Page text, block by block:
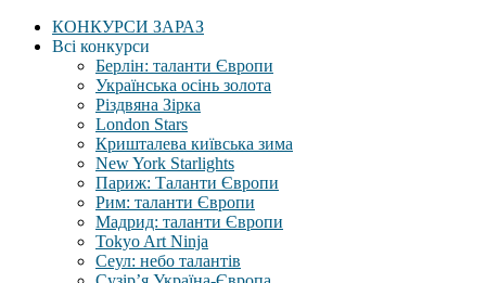
КОНКУРСИ ЗАРАЗ
Всі конкурси
Берлін: таланти Європи
Українська осінь золота
Різдвяна Зірка
London Stars
Кришталева київська зима
New York Starlights
Париж: Таланти Європи
Рим: таланти Європи
Мадрид: таланти Європи
Tokyo Art Ninja
Сеул: небо талантів